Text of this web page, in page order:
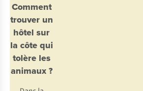
Comment
trouver un
hôtel sur
la côte qui
tolère les
animaux ?